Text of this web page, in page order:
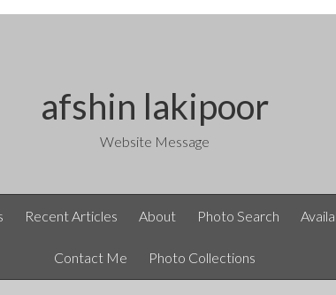
afshin lakipoor
Website Message
Recent Articles About Photo Search
Contact Me Photo Collections